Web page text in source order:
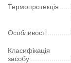
Термопротекція
Особливості
Класифікація
засобу